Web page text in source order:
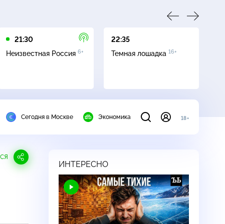
21:30
Неизвестная Россия 6+
22:35
Темная лошадка 16+
Сегодня в Москве Экономика 18+
ИНТЕРЕСНО